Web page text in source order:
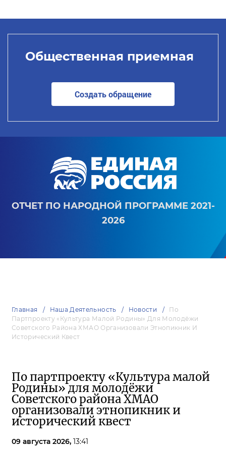
Общественная приемная
Создать обращение
ОТЧЕТ ПО НАРОДНОЙ ПРОГРАММЕ 2021-
2026
Главная Наша Деятельность Новости
По
Партпроекту «Культура Малой Родины» Для Молодёжи
Советского Района ХМАО Организовали Этнопикник И
Исторический Квест
По партпроекту «Культура малой
Родины» для молодёжи
Советского района ХМАО
организовали этнопикник и
исторический квест
09 августа 2026, 13:41